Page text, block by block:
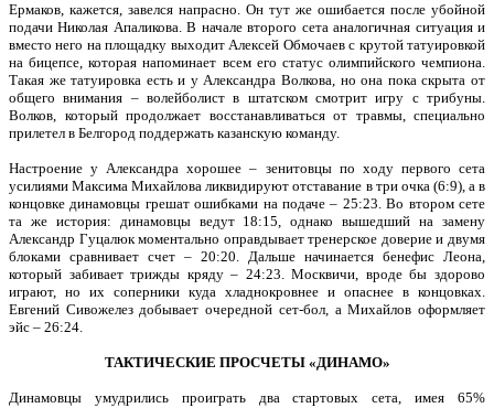
Ермаков, кажется, завелся напрасно. Он тут же ошибается после убойной
подачи Николая Апаликова. В начале второго сета аналогичная ситуация и
вместо него на площадку выходит Алексей Обмочаев с крутой татуировкой
на бицепсе, которая напоминает всем его статус олимпийского чемпиона.
Такая же татуировка есть и у Александра Волкова, но она пока скрыта от
общего внимания – волейболист в штатском смотрит игру с трибуны.
Волков, который продолжает восстанавливаться от травмы, специально
прилетел в Белгород поддержать казанскую команду.
Настроение у Александра хорошее – зенитовцы по ходу первого сета
усилиями Максима Михайлова ликвидируют отставание в три очка (6:9), а в
концовке динамовцы грешат ошибками на подаче – 25:23. Во втором сете
та же история: динамовцы ведут 18:15, однако вышедший на замену
Александр Гуцалюк моментально оправдывает тренерское доверие и двумя
блоками сравнивает счет – 20:20. Дальше начинается бенефис Леона,
который забивает трижды кряду – 24:23. Москвичи, вроде бы здорово
играют, но их соперники куда хладнокровнее и опаснее в концовках.
Евгений Сивожелез добывает очередной сет-бол, а Михайлов оформляет
эйс – 26:24.
ТАКТИЧЕСКИЕ ПРОСЧЕТЫ «ДИНАМО»
Динамовцы умудрились проиграть два стартовых сета, имея 65%